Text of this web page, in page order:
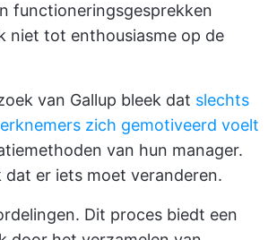
functioneringsgesprekken
niet tot enthousiasme op de
van Gallup bleek dat slechts
zich gemotiveerd voelt
van hun manager.
dat er iets moet veranderen.
Dit proces biedt een